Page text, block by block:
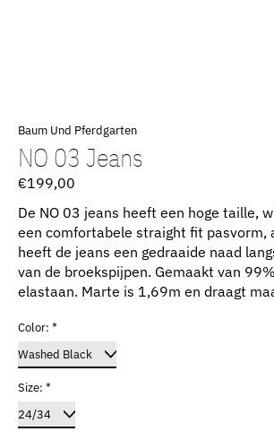
Baum Und Pferdgarten
NO 03 Jeans
€199,00
De NO 03 jeans heeft een hoge taille,
een comfortabele straight fit pasvorm,
heeft de jeans een gedraaide naad
van de broekspijpen. Gemaakt van
elastaan. Marte is 1,69m en draagt
Color: *
Size: *